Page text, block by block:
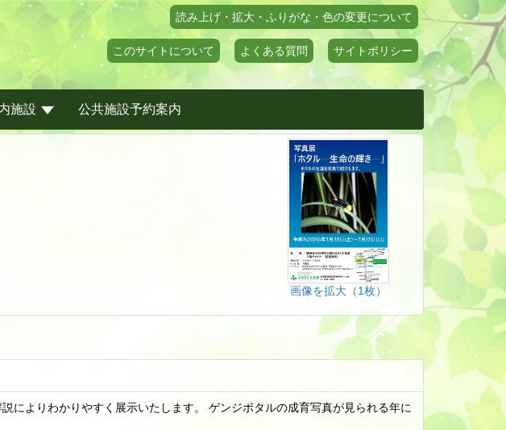
読み上げ・拡大・ふりがな・色の変更について
このサイトについて よくある質問 サイトポリシー
施設 公共施設予約案内
画像を拡大（1枚）
によりわかりやすく展示いたします。 ゲンジボタルの成育写真が見られる年に